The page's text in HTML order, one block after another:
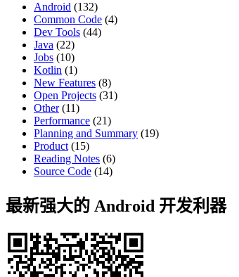
Android (132)
Common Code (4)
Dev Tools (44)
Java (22)
Jobs (10)
Kotlin (1)
New Features (8)
Open Projects (31)
Other(11)
Performance (21)
Planning and Summary (19)
Product (15)
Reading Notes (6)
Source Code (14)
最新强大的 Android 开发利器